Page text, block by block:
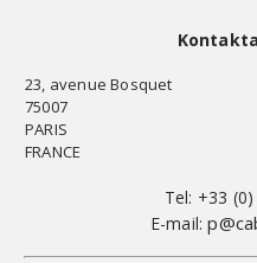
23, avenue Bosquet
75007
PARIS
FRANCE
Tel: +33
E-mail: